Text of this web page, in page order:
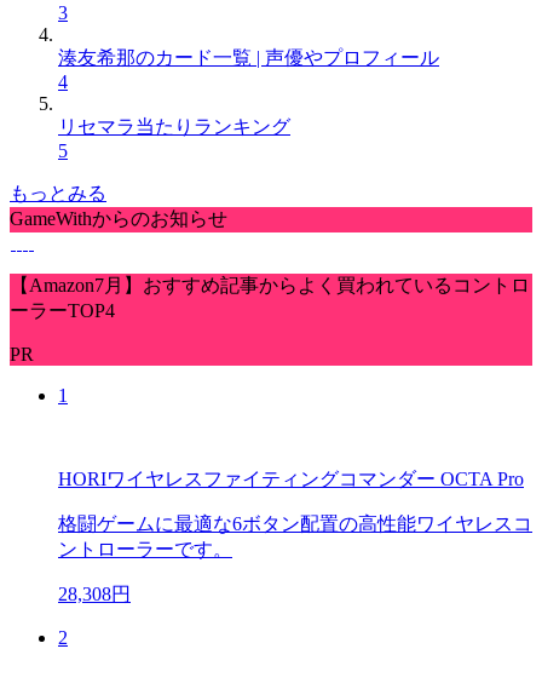
3
湊友希那のカード一覧 | 声優やプロフィール
4
リセマラ当たりランキング
5
もっとみる
GameWithからのお知らせ
【Amazon7月】おすすめ記事からよく買われているコントロ
ーラーTOP4
PR
1
HORIワイヤレスファイティングコマンダー OCTA Pro
格闘ゲームに最適な6ボタン配置の高性能ワイヤレスコ
ントローラーです。
28,308円
2